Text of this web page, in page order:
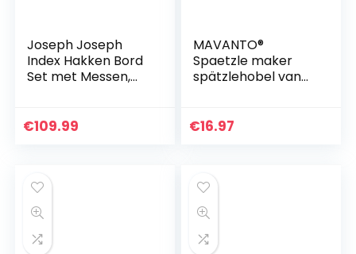
Joseph Joseph
Index Hakken Bord
Set met Messen,
€109.99
MAVANTO®
Spaetzle maker
spätzlehobel van
spätzle & knöpfle –
€16.97